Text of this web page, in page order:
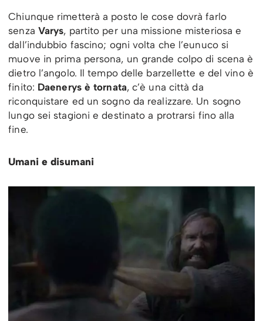
Chiunque rimetterà a posto le cose dovrà farlo
senza Varys, partito per una missione misteriosa e
dall’indubbio fascino; ogni volta che l’eunuco si
muove in prima persona, un grande colpo di scena è
dietro l’angolo. Il tempo delle barzellette e del vino è
finito: Daenerys è tornata, c’è una città da
riconquistare ed un sogno da realizzare. Un sogno
lungo sei stagioni e destinato a protrarsi fino alla
fine.
Umani e disumani